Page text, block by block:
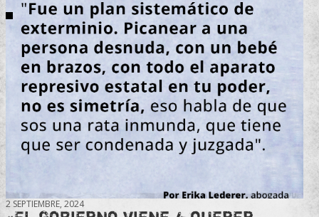
2 SEPTIEMBRE, 2024